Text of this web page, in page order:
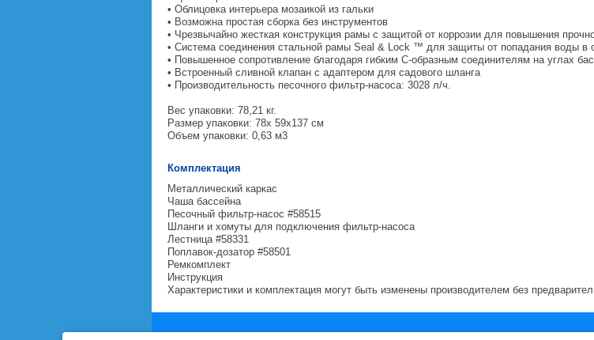
• Облицовка интерьера мозаикой из гальки
• Возможна простая сборка без инструментов
• Чрезвычайно жесткая конструкция рамы с защитой от коррозии для повышения
• Система соединения стальной рамы Seal & Lock ™ для защиты от попадания воды в
• Повышенное сопротивление благодаря гибким С-образным соединителям на углах
• Встроенный сливной клапан с адаптером для садового шланга
• Производительность песочного фильтр-насоса: 3028 л/ч.
Вес упаковки: 78,21 кг.
Размер упаковки: 78х 59х137 см
Объем упаковки: 0,63 м3
Комплектация
Металлический каркас
Чаша бассейна
Песочный фильтр-насос #58515
Шланги и хомуты для подключения фильтр-насоса
Лестница #58331
Поплавок-дозатор #58501
Ремкомплект
Инструкция
Характеристики и комплектация могут быть изменены производителем без